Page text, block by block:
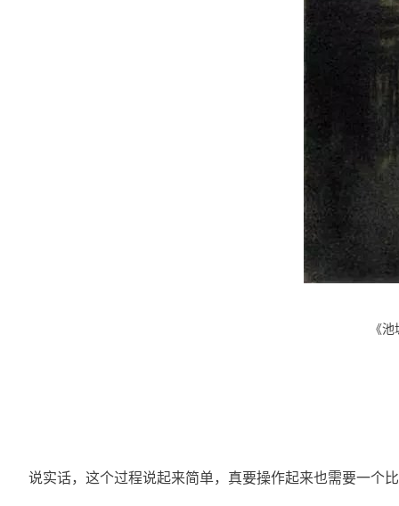
《
说实话，这个过程说起来简单，真要操作起来也需要一